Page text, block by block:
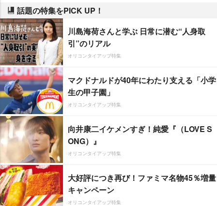
話題の特集をPICK UP！
川島海荷さんと学ぶ 日常に潜む“人身取
引”のリアル
オリコンタイアップ特集
マクドナルドが40年にわたり支える「小学
生の甲子園」
オリコンタイアップ特集
向井康二イケメンすぎ！純愛『（LOVE S
ONG）』
オリコンタイアップ特集
大好評につき再び！ファミマ名物45％増量
キャンペーン
オリコンタイアップ特集